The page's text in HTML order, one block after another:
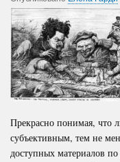
Прекрасно понимая, что
субъективным, тем не
доступных материалов